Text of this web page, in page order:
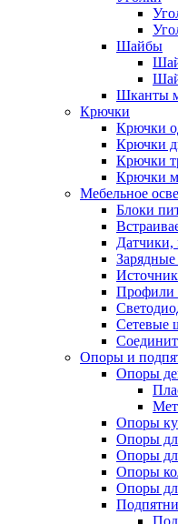
Шайбы
Шканты
Крючки
Крючки
Крючки
Крючки
Крючки
Мебельное
Блоки
Датчики,
Зарядные
Профили
Сетевые
Опоры и
Опоры
Опоры
Опоры
Опоры
Опоры
Опоры